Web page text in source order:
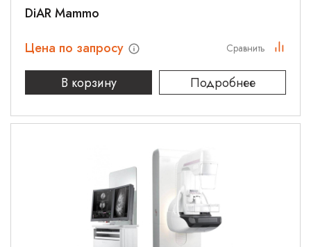
DiAR Mammo
Цена по запросу
В корзину
Подробнее
Сравнить